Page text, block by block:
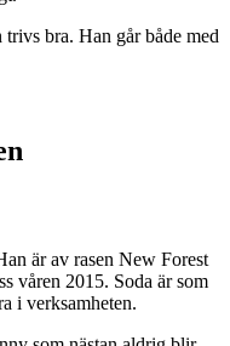
bra. Han går både med
är av rasen New Forest
våren 2015. Soda är som
i verksamheten.